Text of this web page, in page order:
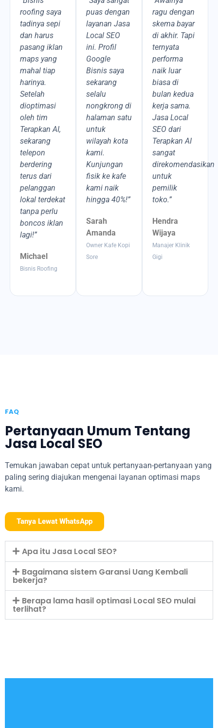
roofing saya
tadinya sepi
dan harus
pasang iklan
maps yang
mahal tiap
harinya.
Setelah
dioptimasi
oleh tim
Terapkan AI,
sekarang
telepon
berdering
terus dari
pelanggan
lokal terdekat
tanpa perlu
boncos iklan
lagi!”
Michael
Bisnis Roofing
puas dengan
layanan Jasa
Local SEO
ini. Profil
Google
Bisnis saya
sekarang
selalu
nongkrong di
halaman satu
untuk
wilayah kota
kami.
Kunjungan
fisik ke kafe
kami naik
hingga 40%!”
Sarah
Amanda
Owner Kafe Kopi
Sore
ragu dengan
skema bayar
di akhir. Tapi
ternyata
performa
naik luar
biasa di
bulan kedua
kerja sama.
Jasa Local
SEO dari
Terapkan AI
sangat
direkomendasikan
untuk
pemilik
toko.”
Hendra
Wijaya
Manajer Klinik
Gigi
FAQ
Pertanyaan Umum Tentang
Jasa Local SEO
Temukan jawaban cepat untuk pertanyaan-pertanyaan yang
paling sering diajukan mengenai layanan optimasi maps
kami.
Tanya Lewat WhatsApp
Apa itu Jasa Local SEO?
Bagaimana sistem Garansi Uang Kembali
bekerja?
Berapa lama hasil optimasi Local SEO mulai
terlihat?